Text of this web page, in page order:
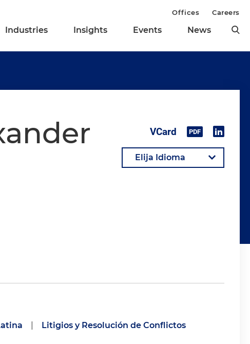
Industries Insights Events News
Offices Careers
Litigios y Resolución de Conflictos